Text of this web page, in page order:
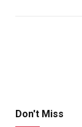
Don't Miss